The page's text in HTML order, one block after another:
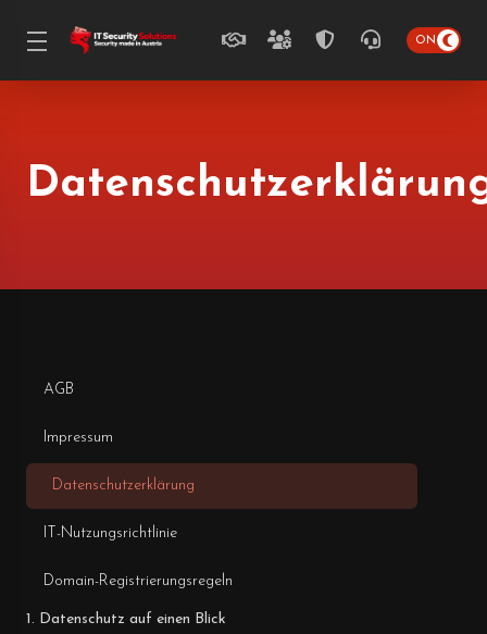
AGB
Impressum
Datenschutzerklärung
IT-Nutzungsrichtlinie
Domain-Registrierungsregeln
1. Datenschutz auf einen Blick